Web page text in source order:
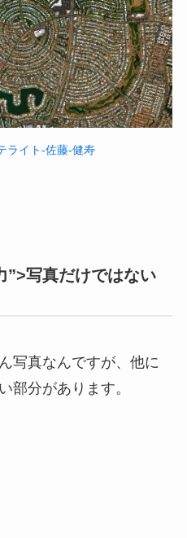
ライト-佐藤-健寿
”>写真だけではない
写真なんですが、他に
部分があります。